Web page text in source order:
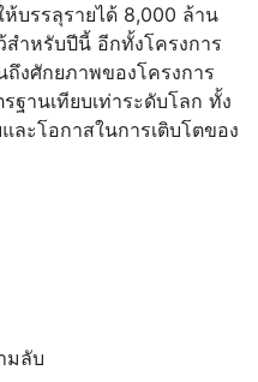
ห้บรรลุรายได้ 8,000 ล้าน
สำหรับปีนี้ อีกทั้งโครงการ
ถึงศักยภาพของโครงการ
ฐานเทียบเท่าระดับโลก ทั้ง
ละโอกาสในการเติบโตของ
มลับ